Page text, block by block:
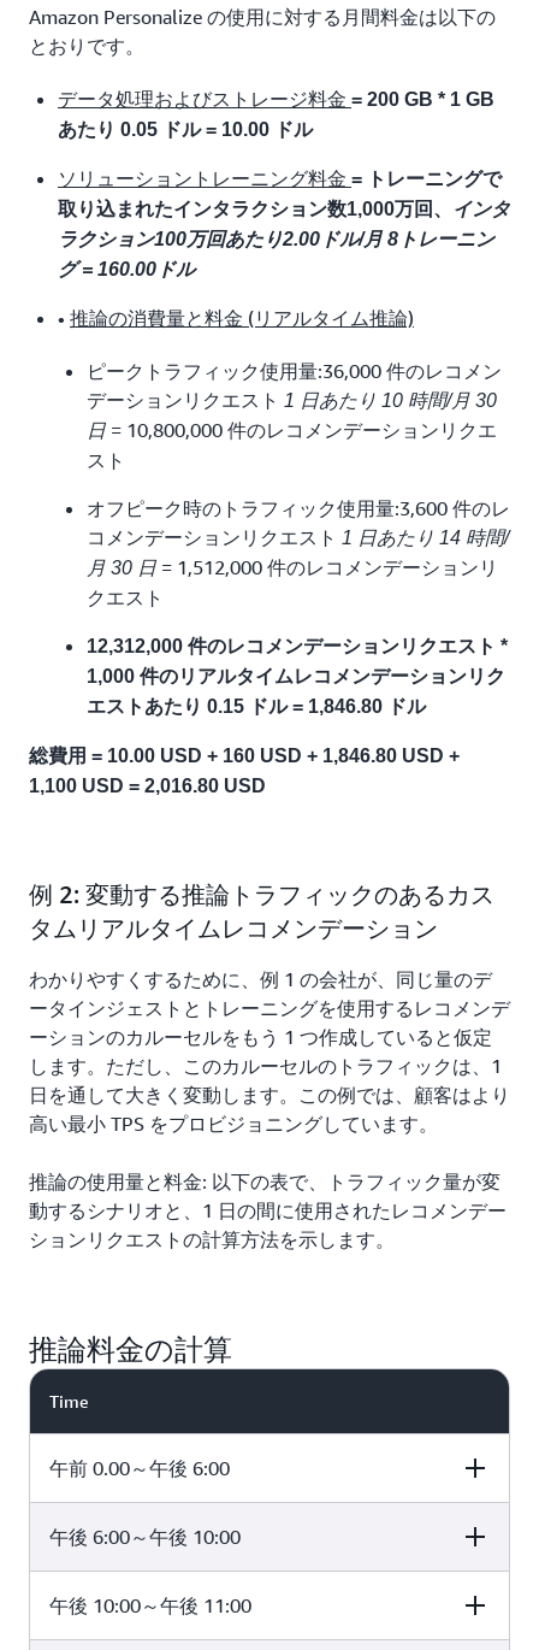
Amazon Personalize の使用に対する月間料金は以下の
とおりです。
データ処理およびストレージ料金 = 200 GB * 1 GB
あたり 0.05 ドル = 10.00 ドル
ソリューショントレーニング料金 = トレーニングで
取り込まれたインタラクション数1,000万回、
インタ
ラクション100万回あたり2.00ドル/月 8トレーニン
グ = 160.00ドル
• 推論の消費量と料金 (リアルタイム推論)
ピークトラフィック使用量:36,000 件のレコメン
デーションリクエスト 1 日あたり 10 時間/月 30
日 = 10,800,000 件のレコメンデーションリクエ
スト
オフピーク時のトラフィック使用量:3,600 件のレ
コメンデーションリクエスト 1 日あたり 14 時間/
月 30 日 = 1,512,000 件のレコメンデーションリ
クエスト
12,312,000 件のレコメンデーションリクエスト *
1,000 件のリアルタイムレコメンデーションリク
エストあたり 0.15 ドル = 1,846.80 ドル
総費用 = 10.00 USD + 160 USD + 1,846.80 USD +
1,100 USD = 2,016.80 USD
例 2: 変動する推論トラフィックのあるカス
タムリアルタイムレコメンデーション
わかりやすくするために、例 1 の会社が、同じ量のデ
ータインジェストとトレーニングを使用するレコメンデ
ーションのカルーセルをもう 1 つ作成していると仮定
します。ただし、このカルーセルのトラフィックは、1
日を通して大きく変動します。この例では、顧客はより
高い最小 TPS をプロビジョニングしています。
推論の使用量と料金: 以下の表で、トラフィック量が変
動するシナリオと、1 日の間に使用されたレコメンデー
ションリクエストの計算方法を示します。
推論料金の計算
Time
午前 0.00～午後 6:00
Time (hours
Minimum
Minimum
transactions per
hour (min.
午後 6:00～午後 10:00
Time (hours
Minimum
Minimum
午後 10:00～午後 11:00